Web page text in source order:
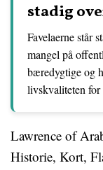
stadig
Favelaerne står
mangel på
bæredygtige og
livskvaliteten for
Lawrence of
Historie, Kort,